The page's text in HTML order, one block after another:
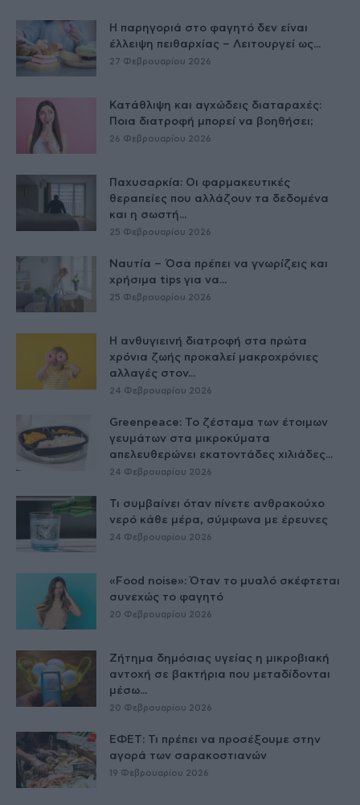
Η παρηγοριά στο φαγητό δεν είναι
έλλειψη πειθαρχίας – Λειτουργεί ως...
27 Φεβρουαρίου 2026
Κατάθλιψη και αγχώδεις διαταραχές:
Ποια διατροφή μπορεί να βοηθήσει;
26 Φεβρουαρίου 2026
Παχυσαρκία: Οι φαρμακευτικές
θεραπείες που αλλάζουν τα δεδομένα
και η σωστή...
25 Φεβρουαρίου 2026
Ναυτία – Όσα πρέπει να γνωρίζεις και
χρήσιμα tips για να...
25 Φεβρουαρίου 2026
Η ανθυγιεινή διατροφή στα πρώτα
χρόνια ζωής προκαλεί μακροχρόνιες
αλλαγές στον...
24 Φεβρουαρίου 2026
Greenpeace: Το ζέσταμα των έτοιμων
γευμάτων στα μικροκύματα
απελευθερώνει εκατοντάδες χιλιάδες...
24 Φεβρουαρίου 2026
Τι συμβαίνει όταν πίνετε ανθρακούχο
νερό κάθε μέρα, σύμφωνα με έρευνες
24 Φεβρουαρίου 2026
«Food noise»: Όταν το μυαλό σκέφτεται
συνεχώς το φαγητό
20 Φεβρουαρίου 2026
Ζήτημα δημόσιας υγείας η μικροβιακή
αντοχή σε βακτήρια που μεταδίδονται
μέσω...
20 Φεβρουαρίου 2026
ΕΦΕΤ: Τι πρέπει να προσέξουμε στην
αγορά των σαρακοστιανών
19 Φεβρουαρίου 2026